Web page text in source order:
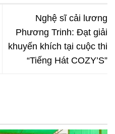
Nghệ sĩ cải lương
Phương Trinh: Đạt giải
khuyến khích tại cuộc thi
“Tiếng Hát COZY’S”